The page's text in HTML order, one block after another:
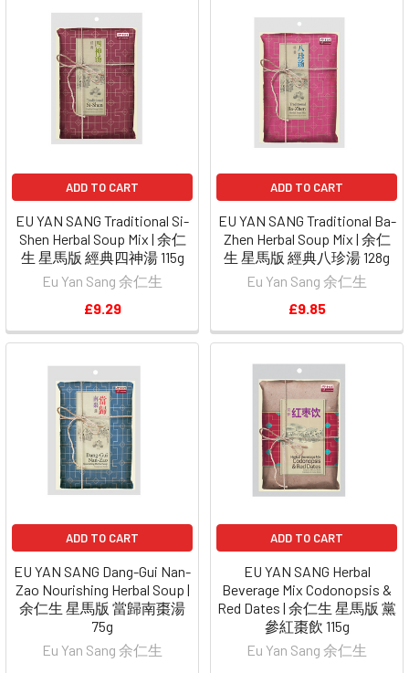
ADD TO CART
EU YAN SANG Traditional Si-
Shen Herbal Soup Mix | 余仁
生 星馬版 經典四神湯 115g
Eu Yan Sang 余仁生
£9.29
ADD TO CART
EU YAN SANG Traditional Ba-
Zhen Herbal Soup Mix | 余仁
生 星馬版 經典八珍湯 128g
Eu Yan Sang 余仁生
£9.85
ADD TO CART
EU YAN SANG Dang-Gui Nan-
Zao Nourishing Herbal Soup |
余仁生 星馬版 當歸南棗湯
75g
Eu Yan Sang 余仁生
ADD TO CART
EU YAN SANG Herbal
Beverage Mix Codonopsis &
Red Dates | 余仁生 星馬版 黨
參紅棗飲 115g
Eu Yan Sang 余仁生